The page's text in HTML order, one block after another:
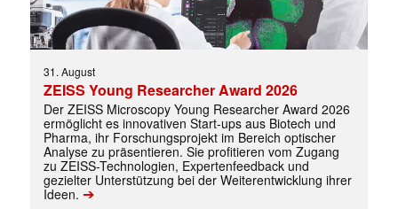
Mit dem |transkript-Newsletter
jede Woche aktuell informiert.
E-
Mail
31. August
ZEISS Young Researcher Award 2026
Der ZEISS Microscopy Young Researcher Award 2026
ermöglicht es innovativen Start-ups aus Biotech und
Pharma, ihr Forschungsprojekt im Bereich optischer
Analyse zu präsentieren. Sie profitieren vom Zugang
zu ZEISS-Technologien, Expertenfeedback und
gezielter Unterstützung bei der Weiterentwicklung ihrer
Ideen. ➔